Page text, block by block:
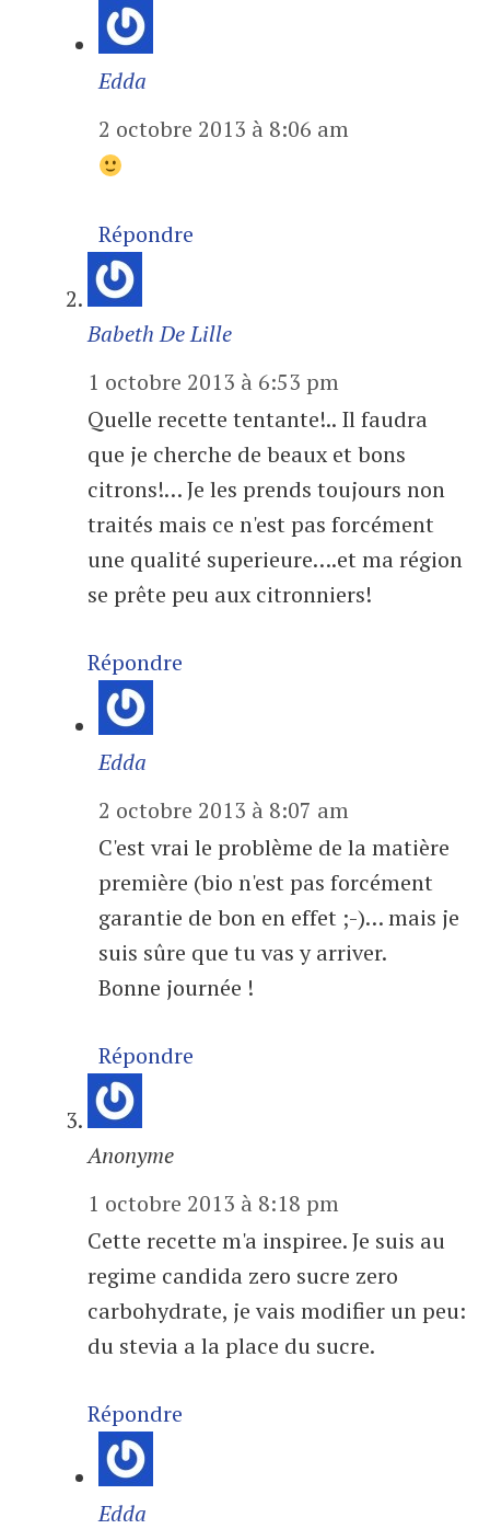
Edda
2 octobre 2013 à 8:06 am
Répondre
Babeth De Lille
1 octobre 2013 à 6:53 pm
Quelle recette tentante!.. Il faudra
que je cherche de beaux et bons
citrons!… Je les prends toujours non
traités mais ce n'est pas forcément
une qualité superieure….et ma région
se prête peu aux citronniers!
Répondre
Edda
2 octobre 2013 à 8:07 am
C'est vrai le problème de la matière
première (bio n'est pas forcément
garantie de bon en effet ;-)… mais je
suis sûre que tu vas y arriver.
Bonne journée !
Répondre
Anonyme
1 octobre 2013 à 8:18 pm
Cette recette m'a inspiree. Je suis au
regime candida zero sucre zero
carbohydrate, je vais modifier un peu:
du stevia a la place du sucre.
Répondre
Edda